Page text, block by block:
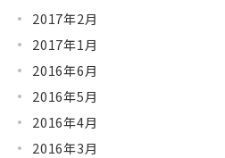
2017年2月
2017年1月
2016年6月
2016年5月
2016年4月
2016年3月